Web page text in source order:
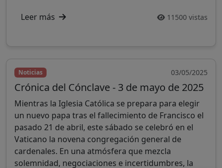
Leer más 11500 vistas
Noticias 03/05/2025
Crónica del Cónclave - 3 de mayo de 2025
Mientras la Iglesia Católica se prepara para elegir
un nuevo papa tras el fallecimiento de Francisco el
pasado 21 de abril, este sábado se celebró en el
Vaticano la novena congregación general de
cardenales. En una atmósfera que mezcla
solemnidad, negociaciones e incertidumbres, la